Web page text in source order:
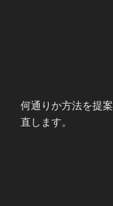
何通りか方法を提
直します。